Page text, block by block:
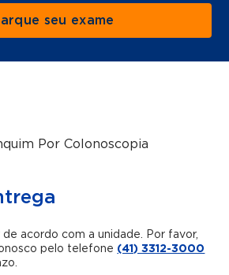
seu exame
Por Colonoscopia
acordo com a unidade. Por favor,
pelo telefone (41) 3312-3000